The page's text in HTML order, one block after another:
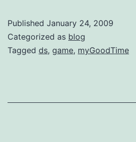
Published January 24, 2009
Categorized as blog
Tagged ds, game, myGoodTime